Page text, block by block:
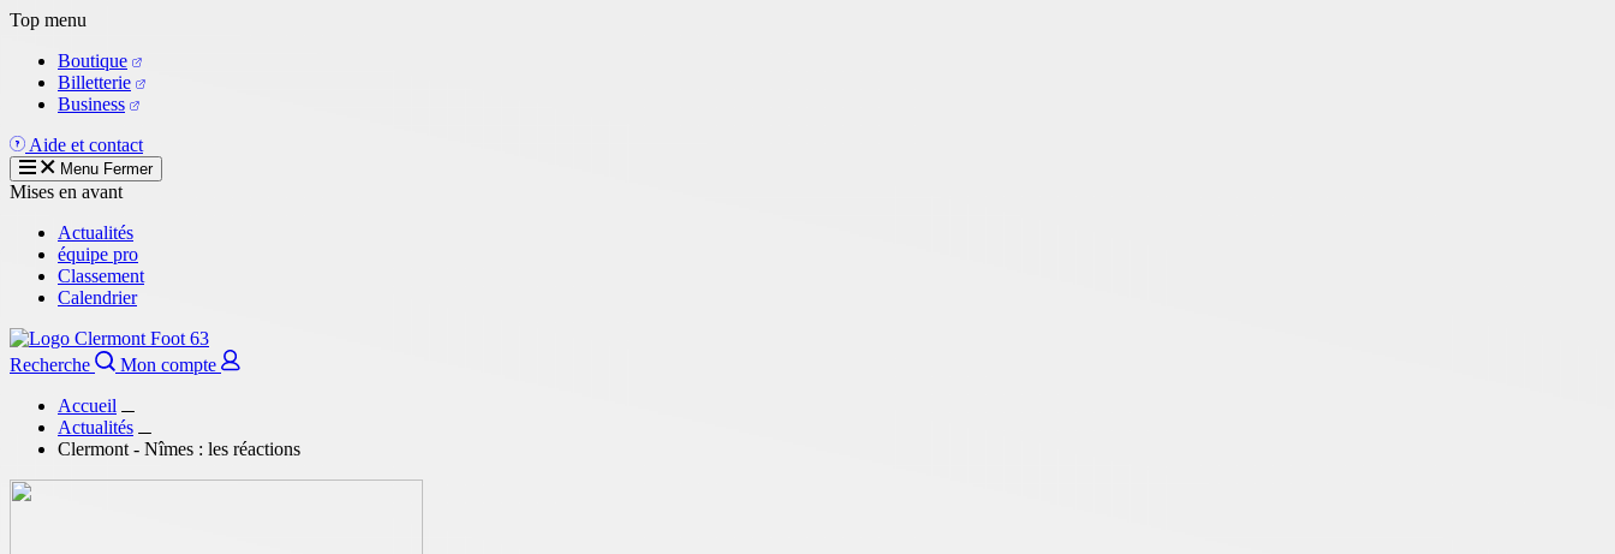
Aller
contenu
principal
Top menu
Boutique
Billetterie
Business
Aide et contact
Menu Fermer
Mises en avant
Actualités
équipe pro
Classement
Calendrier
Recherche
Mon compte
Accueil
Actualités
Clermont - Nîmes : les réactions